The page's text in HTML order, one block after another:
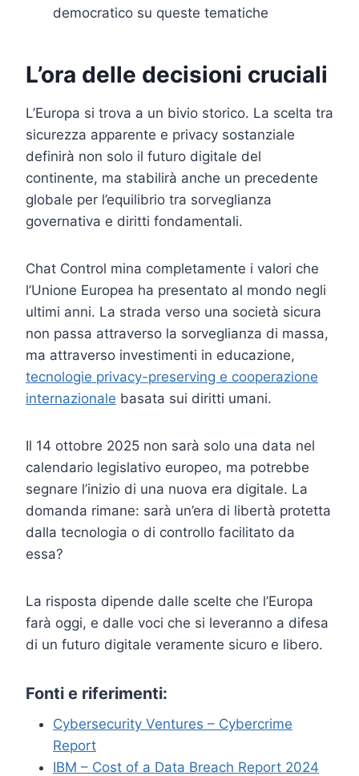
democratico su queste tematiche
L’ora delle decisioni cruciali
L’Europa si trova a un bivio storico. La scelta tra
sicurezza apparente e privacy sostanziale
definirà non solo il futuro digitale del
continente, ma stabilirà anche un precedente
globale per l’equilibrio tra sorveglianza
governativa e diritti fondamentali.
Chat Control mina completamente i valori che
l’Unione Europea ha presentato al mondo negli
ultimi anni. La strada verso una società sicura
non passa attraverso la sorveglianza di massa,
ma attraverso investimenti in educazione,
tecnologie privacy-preserving e cooperazione
internazionale basata sui diritti umani.
Il 14 ottobre 2025 non sarà solo una data nel
calendario legislativo europeo, ma potrebbe
segnare l’inizio di una nuova era digitale. La
domanda rimane: sarà un’era di libertà protetta
dalla tecnologia o di controllo facilitato da
essa?
La risposta dipende dalle scelte che l’Europa
farà oggi, e dalle voci che si leveranno a difesa
di un futuro digitale veramente sicuro e libero.
Fonti e riferimenti:
Cybersecurity Ventures – Cybercrime
Report
IBM – Cost of a Data Breach Report 2024